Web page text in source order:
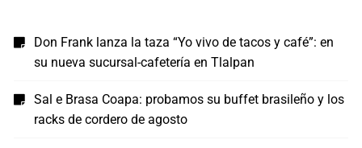
Don Frank lanza la taza “Yo vivo de tacos y café”: en
su nueva sucursal-cafetería en Tlalpan
Sal e Brasa Coapa: probamos su buffet brasileño y los
racks de cordero de agosto